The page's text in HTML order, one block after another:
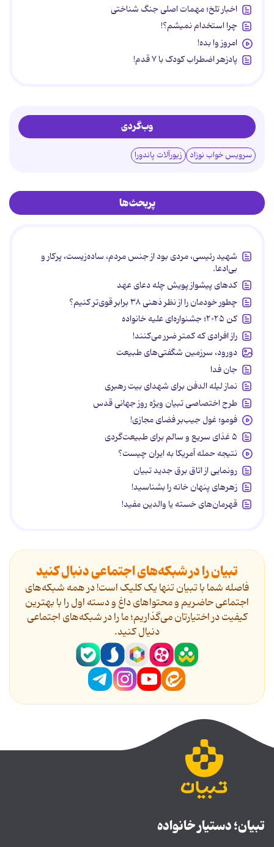
اخبار تلخ؛ مهمات اصلی جنگ شناختی
چرا استخدام نمیشم؟!
امروز وا بده!
پادزهر اضطراب کودک با ۷ قدم!
وب‌گردی
سرویس خواب نوزاد زیورآلات پاندورا
پربحث‌ها
شهید رئیسی، مردی بود از جنس مردم، ساده‌زیست، پرکار و
بی‌ادعا.
کدهای پیشواز پویش چله دعای عهد
چطور خودمان را از نظر ذهنی ۳۸ برابر قوی‌تر کنیم؟
کن ۲۰۲۵؛ جشنواره‌ای علیه خانواده
راز افرادی که کمتر ضرر می‌کنند!
دورود، سرزمین شگفتی‌های طبیعت
جان فدا
نماز لیله الدفن برای شهدای بیت رهبری
طرح اختصاصی تبیان ویژه روز جهانی قدس
فومو؛ غول جیب‌بر فضای مجازی!
۵ غذای سریع و سالم برای طبیعت‌گردی
نتیجه حمله آمریکا به ایران چیست؟
رونمایی از اتاق برق جدید تبیان
زهرهای پنهان خانه را بشناسید!
قهرمان‌های خسته یا والدین مفید!
تبیان را در شبکه‌های اجتماعی دنبال کنید
فاصله شما با تبیان تنها یک کلیک است! در همه شبکه‌های
اجتماعی حاضریم و محتواهای داغ و دسته اول را با بهترین
کیفیت در اختیارتان می‌گذاریم؛ ما را در شبکه‌های اجتماعی
دنیال کنید.
تبیان؛ دستیار خانواده